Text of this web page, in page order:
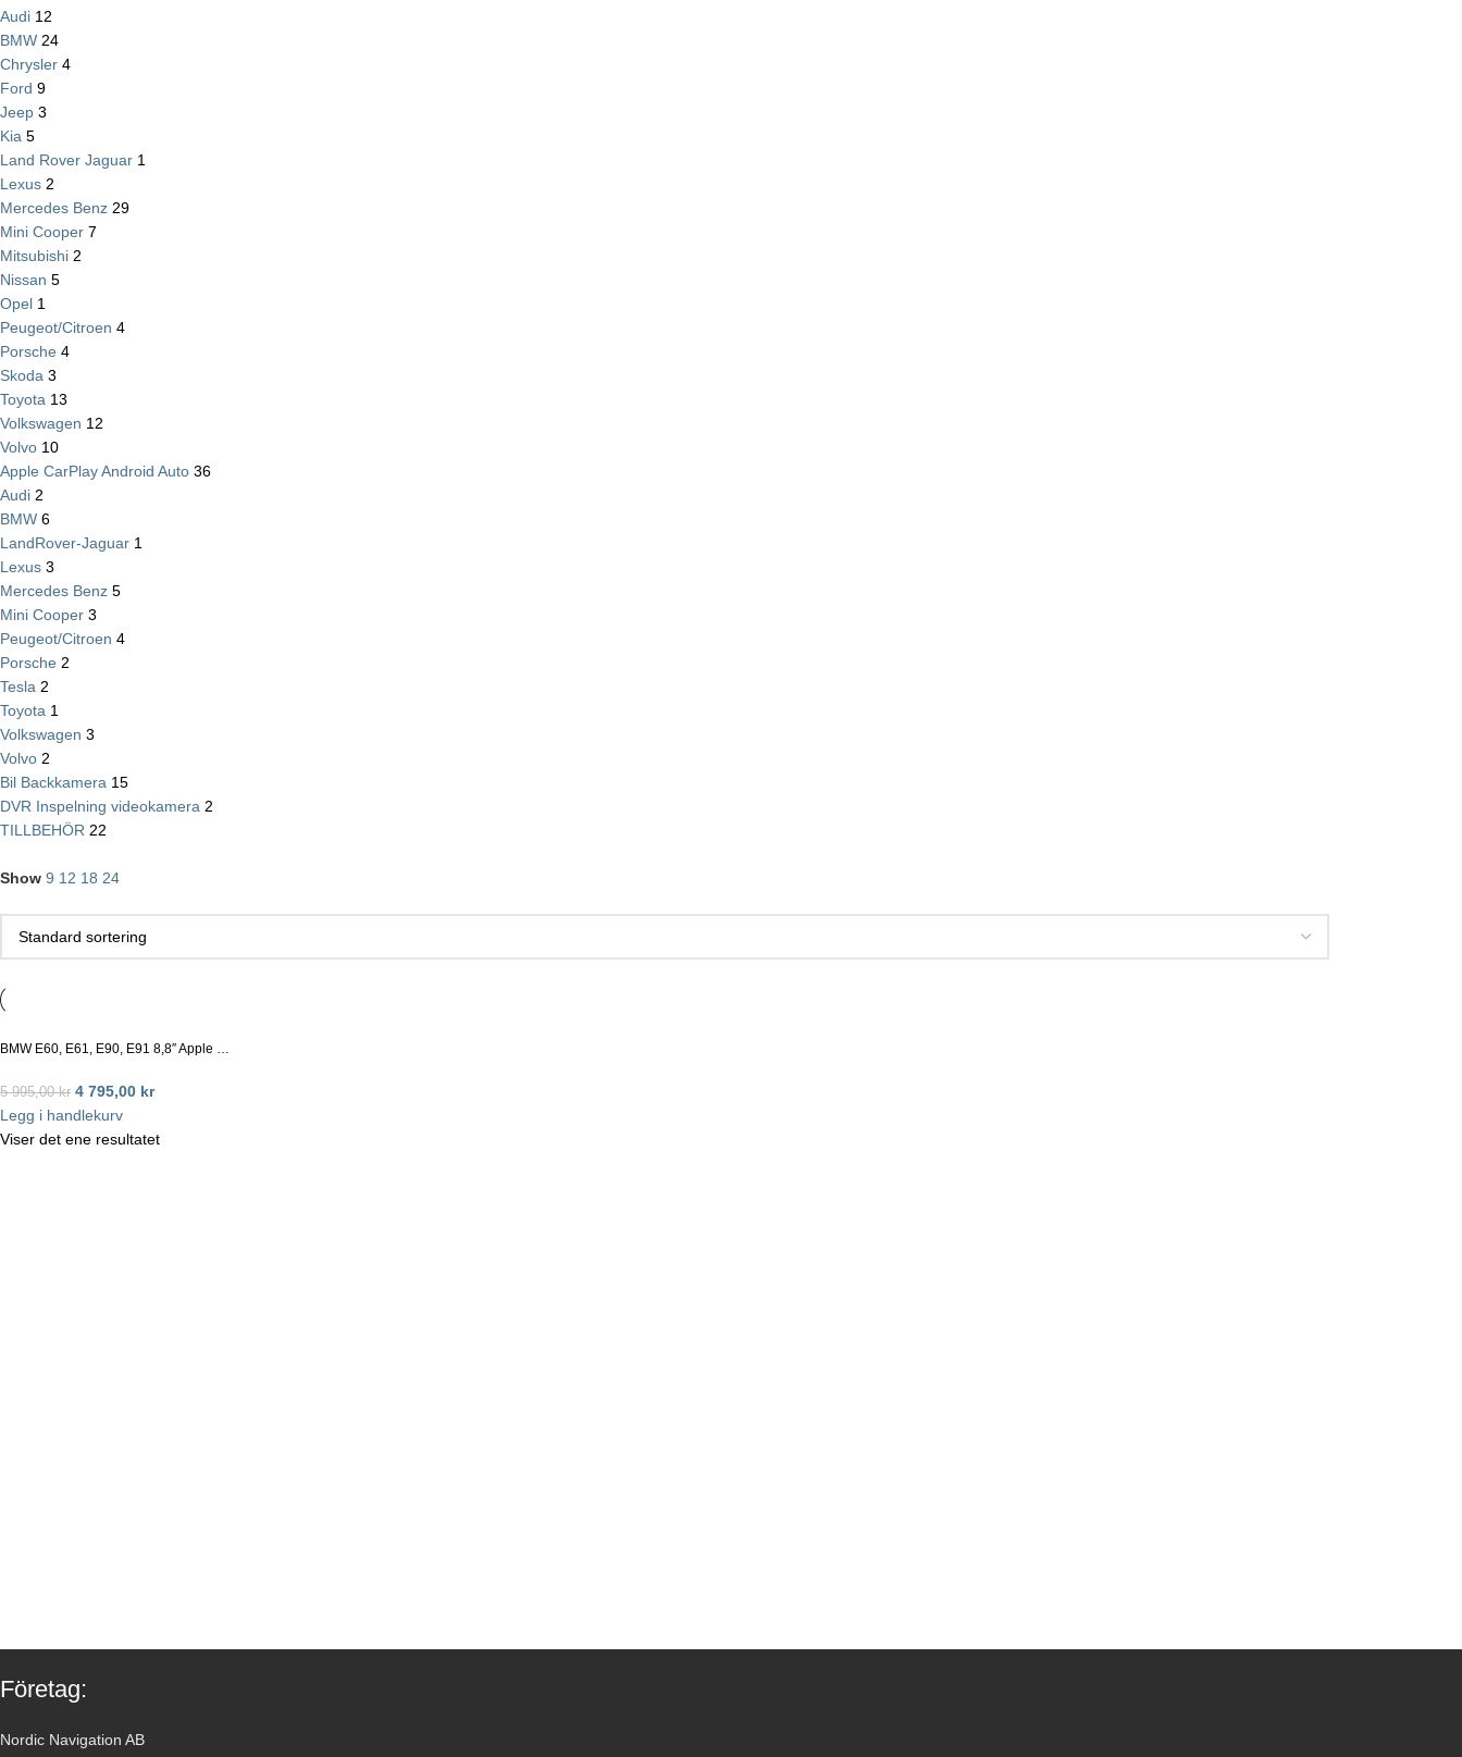
Audi 12
BMW 24
Chrysler 4
Ford 9
Jeep 3
Kia 5
Land Rover Jaguar 1
Lexus 2
Mercedes Benz 29
Mini Cooper 7
Mitsubishi 2
Nissan 5
Opel 1
Peugeot/Citroen 4
Porsche 4
Skoda 3
Toyota 13
Volkswagen 12
Volvo 10
Apple CarPlay Android Auto 36
Audi 2
BMW 6
LandRover-Jaguar 1
Lexus 3
Mercedes Benz 5
Mini Cooper 3
Peugeot/Citroen 4
Porsche 2
Tesla 2
Toyota 1
Volkswagen 3
Volvo 2
Bil Backkamera 15
DVR Inspelning videokamera 2
TILLBEHÖR 22
Show 9 12 18 24
BMW E60, E61, E90, E91 8,8″ Apple …
5 995,00kr 4 795,00 kr
Legg i handlekurv
Viser det ene resultatet
Företag:
Nordic Navigation AB